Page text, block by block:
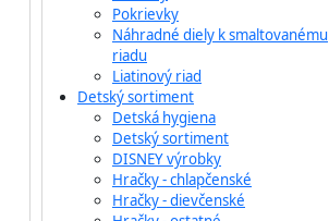
Pokrievky
Náhradné diely k smaltovanému
riadu
Liatinový riad
Detský sortiment
Detská hygiena
Detský sortiment
DISNEY výrobky
Hračky - chlapčenské
Hračky - dievčenské